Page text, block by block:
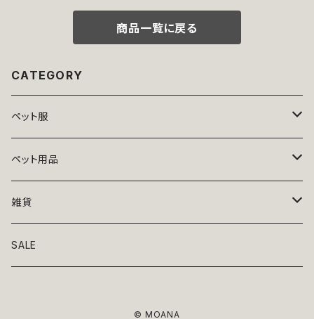
商品一覧に戻る
CATEGORY
ペット服
トップス
ニット
アロハ
ボトムス
ワンピース
ペット用品
ベッド
リード・首輪
雑貨
アート
SALE
© MOANA